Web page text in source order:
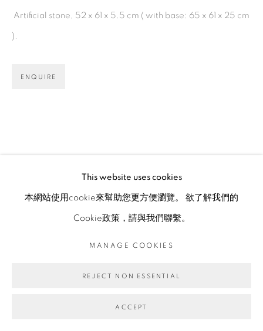
© 2026 TINA KENG GALLERY. ALL RIGHTS
This website uses cookies
本網站使用cookie來幫助您更方便瀏覽。 欲了解我們的
Cookie政策，請與我們聯繫。
MANAGE COOKIES
REJECT NON ESSENTIAL
ACCEPT
Artificial stone, 52 x 61 x 5.5 cm ( with base: 65 x 61 x 25 cm
).
ENQUIRE